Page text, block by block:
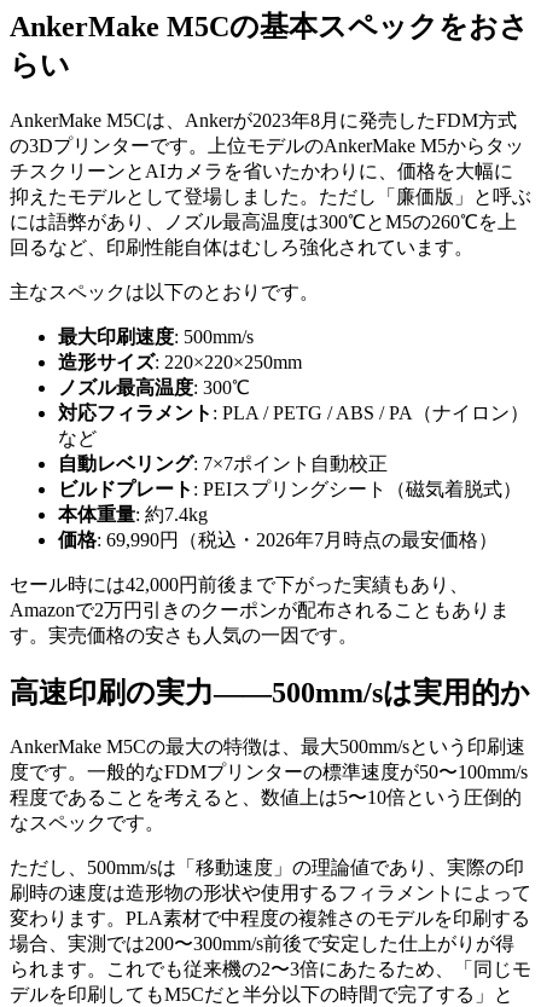
AnkerMake M5Cの基本スペックをおさ
らい
AnkerMake M5Cは、Ankerが2023年8月に発売したFDM方式
の3Dプリンターです。上位モデルのAnkerMake M5からタッ
チスクリーンとAIカメラを省いたかわりに、価格を大幅に
抑えたモデルとして登場しました。ただし「廉価版」と呼ぶ
には語弊があり、ノズル最高温度は300℃とM5の260℃を上
回るなど、印刷性能自体はむしろ強化されています。
主なスペックは以下のとおりです。
最大印刷速度: 500mm/s
造形サイズ: 220×220×250mm
ノズル最高温度: 300℃
対応フィラメント : PLA / PETG / ABS / PA（ナイロン）
など
自動レベリング: 7×7ポイント自動校正
ビルドプレート : PEIスプリングシート（磁気着脱式）
本体重量: 約7.4kg
価格: 69,990円（税込・2026年7月時点の最安価格）
セール時には42,000円前後まで下がった実績もあり、
Amazonで2万円引きのクーポンが配布されることもありま
す。実売価格の安さも人気の一因です。
高速印刷の実力——500mm/sは実用的か
AnkerMake M5Cの最大の特徴は、最大500mm/sという印刷速
度です。一般的なFDMプリンターの標準速度が50〜100mm/s
程度であることを考えると、数値上は5〜10倍という圧倒的
なスペックです。
ただし、500mm/sは「移動速度」の理論値であり、実際の印
刷時の速度は造形物の形状や使用するフィラメントによって
変わります。PLA素材で中程度の複雑さのモデルを印刷する
場合、実測では200〜300mm/s前後で安定した仕上がりが得
られます。これでも従来機の2〜3倍にあたるため、「同じモ
デルを印刷してもM5Cだと半分以下の時間で完了する」と